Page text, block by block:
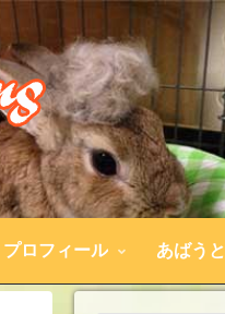
プロフィール あばうと